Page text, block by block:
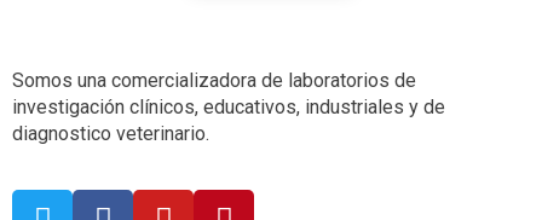
Somos una comercializadora de laboratorios de
investigación clínicos, educativos, industriales y de
diagnostico veterinario.